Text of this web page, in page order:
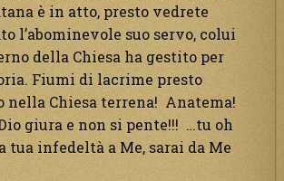
è in atto, presto vedrete
l’abominevole suo servo, colui
della Chiesa ha gestito per
Fiumi di lacrime presto
nella Chiesa terrena! Anatema!
giura e non si pente!!! …tu oh
tua infedeltà a Me, sarai da Me